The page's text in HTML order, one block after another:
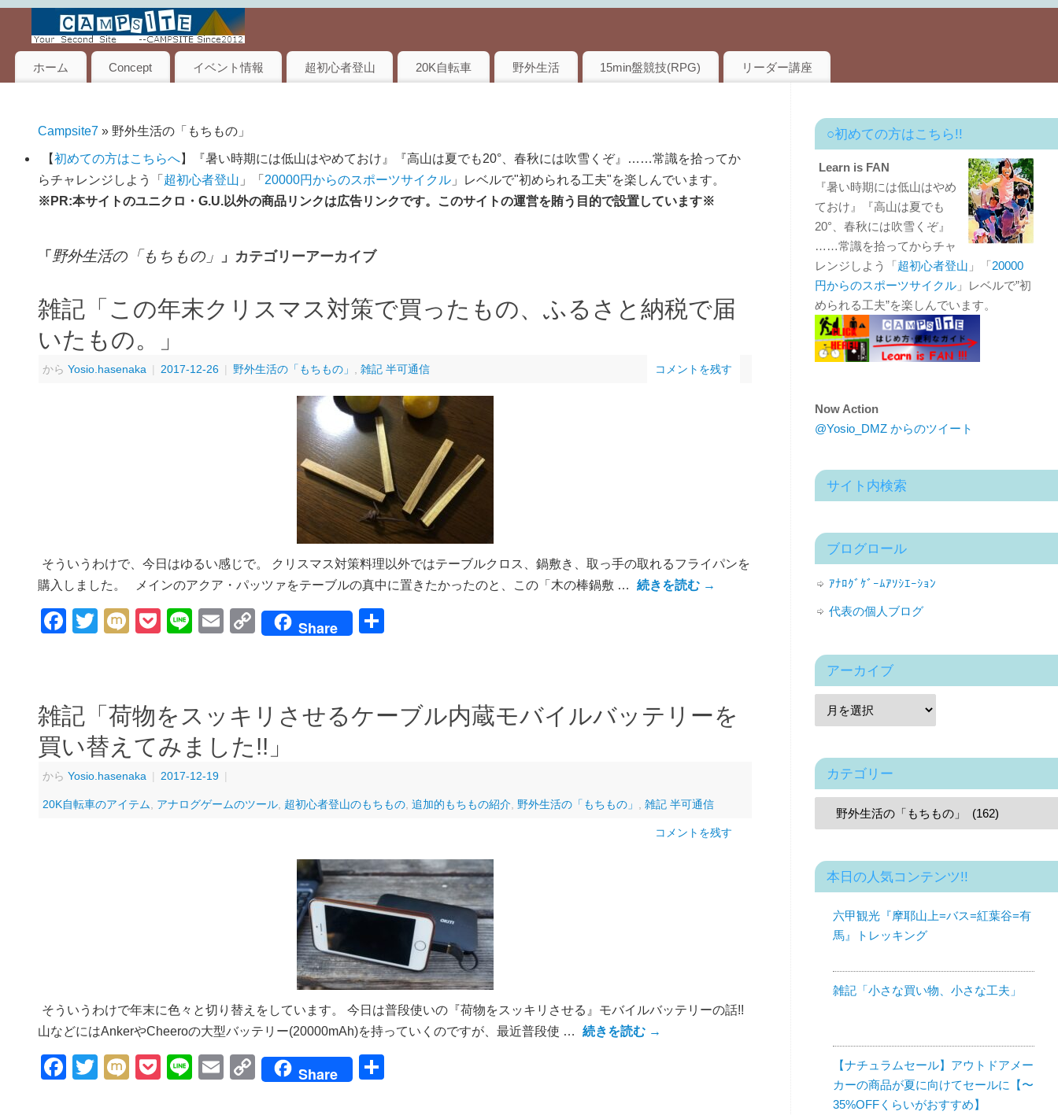
ホーム Concept イベント情報 超初心者登山 20K自転車 野外生活 15min盤競技(RPG) リーダー講座
Campsite7 » 野外生活の「もちもの」
【初めての方はこちらへ】『暑い時期には低山はやめておけ』『高山は夏でも20°、春秋には吹雪くぞ』……常識を拾ってか
らチャレンジしよう「 超初心者登山 」「 20000円からのスポーツサイクル 」レベルで"初められる工夫"を楽しんでいます。
※PR:本サイトのユニクロ・G.U.以外の商品リンクは広告リンクです。このサイトの運営を賄う目的で設置しています※
「 野外生活の「もちもの」 」カテゴリーアーカイブ
雑記「この年末クリスマス対策で買ったもの、ふるさと納税で届
いたもの。」
から Yosio.hasenaka | 2017-12-26 | 野外生活の「もちもの」 雑記 半可通信 コメントを残す
そういうわけで、今日はゆるい感じで。 クリスマス対策料理以外ではテーブルクロス、鍋敷き、取っ手の取れるフライパンを
購入しました。 メインのアクア・パッツァをテーブルの真中に置きたかったのと、この「木の棒鍋敷 …
続きを読む →
Facebook
Twitter
MixiPocket
LineEmailCopyShare
雑記「荷物をスッキリさせるケーブル内蔵モバイルバッテリーを
買い替えてみました!!」
から Yosio.hasenaka | 2017-12-19 |
20K自転車のアイテム アナログゲームのツール 超初心者登山のもちもの 追加的もちもの紹介 野外生活の「もちもの」 雑記 半可通信
コメントを残す
そういうわけで年末に色々と切り替えをしています。 今日は普段使いの『荷物をスッキリさせる』モバイルバッテリーの話!!
山などにはAnkerやCheeroの大型バッテリー(20000mAh)を持っていくのですが、最近普段使 …
続きを読む →
Facebook
Twitter
MixiPocket
LineEmailCopyShare
○初めての方はこちら!!
Learn is FAN
『暑い時期には低山はやめ
ておけ』『高山は夏でも
20°、春秋には吹雪くぞ』
……常識を拾ってからチャ
レンジしよう「超初心者登山 」「20000
円からのスポーツサイクル 」レベルで”初
められる工夫”を楽しんでいます。
Now Action
@Yosio_DMZ からのツイート
サイト内検索
ブログロール
ｱﾅﾛｸﾞｹﾞｰﾑｱｿｼｴｰｼｮﾝ
代表の個人ブログ
アーカイブ
カテゴリー
本日の人気コンテンツ!!
六甲観光『摩耶山上=バス=紅葉谷=有
馬』トレッキング
雑記「小さな買い物、小さな工夫」
【ナチュラムセール】アウトドアメー
カーの商品が夏に向けてセールに【〜
35%OFFくらいがおすすめ】